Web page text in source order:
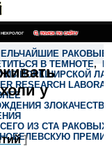
НЕКРОЛОГ ПОИСК ПО САЙТУ
РАКОВЫЕ
В ТЕМНОТЕ,
ИЗ ЙОРКШИРСКОЙ
ИЗ СТА РАКОВЫХ
НОБЕЛЕВСКУЮ
у
]